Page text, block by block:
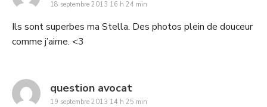
18 septembre 2013 16 h 24 min
Ils sont superbes ma Stella. Des photos plein de douceur
comme j’aime. <3
question avocatsays:
19 septembre 2013 14 h 25 min